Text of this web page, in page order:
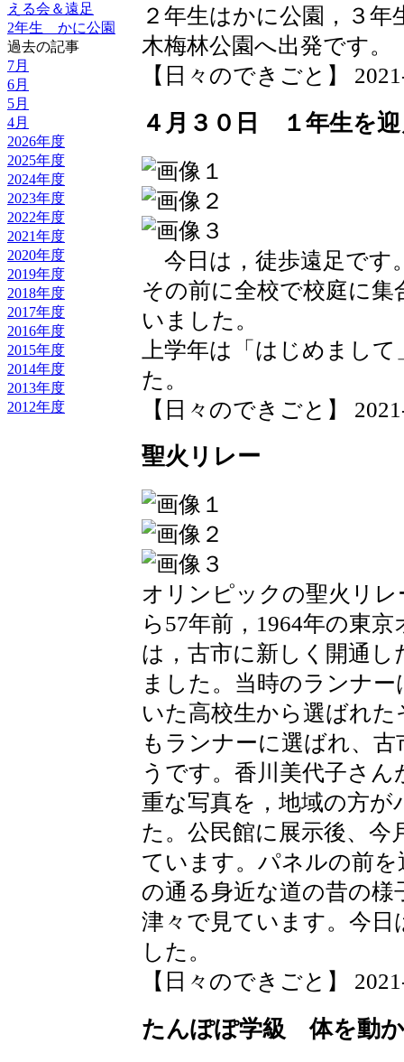
える会＆遠足
2年生 かに公園
過去の記事
7月
6月
5月
4月
2026年度
2025年度
2024年度
2023年度
2022年度
2021年度
2020年度
2019年度
2018年度
2017年度
2016年度
2015年度
2014年度
2013年度
2012年度
２年生はかに公園，３
木梅林公園へ出発です。
【日々のできごと】
４月３０日 １年生を
今日は，徒歩遠足です
その前に全校で校庭に
いました。
上学年は「はじめまし
た。
【日々のできごと】
聖火リレー
オリンピックの聖火リ
ら57年前，1964年の東
は，古市に新しく開通
ました。当時のランナ
いた高校生から選ばれ
もランナーに選ばれ、
うです。香川美代子さ
重な写真を，地域の方
た。公民館に展示後、今
ています。パネルの前
の通る身近な道の昔の
津々で見ています。今日
した。
【日々のできごと】
たんぽぽ学級 体を動